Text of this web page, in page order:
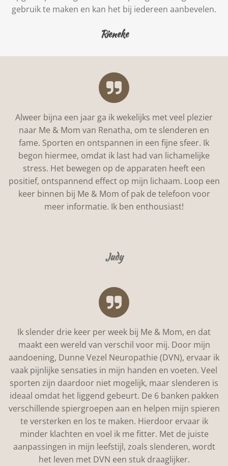
gebruik te maken en kan het bij iedereen aanbevelen.
Rieneke
Alweer bijna een jaar ga ik wekelijks met veel plezier
naar Me & Mom van Renatha, om te slenderen en
fame. Sporten en ontspannen in een fijne sfeer. Ik
begon hiermee, omdat ik last had van lichamelijke
stress. Het bewegen op de apparaten heeft een
positief, ontspannend effect op mijn lichaam. Loop een
keer binnen bij Me & Mom of pak de telefoon voor
meer informatie. Ik ben enthousiast!
Judy
Ik slender drie keer per week bij Me & Mom, en dat
maakt een wereld van verschil voor mij. Door mijn
aandoening, Dunne Vezel Neuropathie (DVN), ervaar ik
vaak pijnlijke sensaties in mijn handen en voeten. Veel
sporten zijn daardoor niet mogelijk, maar slenderen is
ideaal omdat het liggend gebeurt. De 6 banken pakken
verschillende spiergroepen aan en helpen mijn spieren
te versterken en los te maken. Hierdoor ervaar ik
minder klachten en voel ik me fitter. Met de juiste
aanpassingen in mijn leefstijl, zoals slenderen, wordt
het leven met DVN een stuk draaglijker.